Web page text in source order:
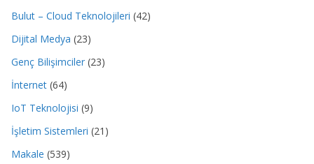
Bulut – Cloud Teknolojileri (42)
Dijital Medya (23)
Genç Bilişimciler (23)
İnternet (64)
IoT Teknolojisi (9)
İşletim Sistemleri (21)
Makale (539)